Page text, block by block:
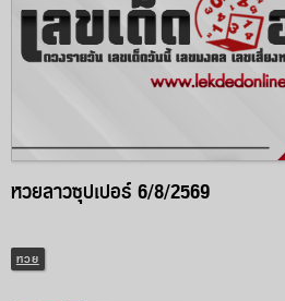
หวยลาวซุปเปอร์ 6/8/2569
หวย